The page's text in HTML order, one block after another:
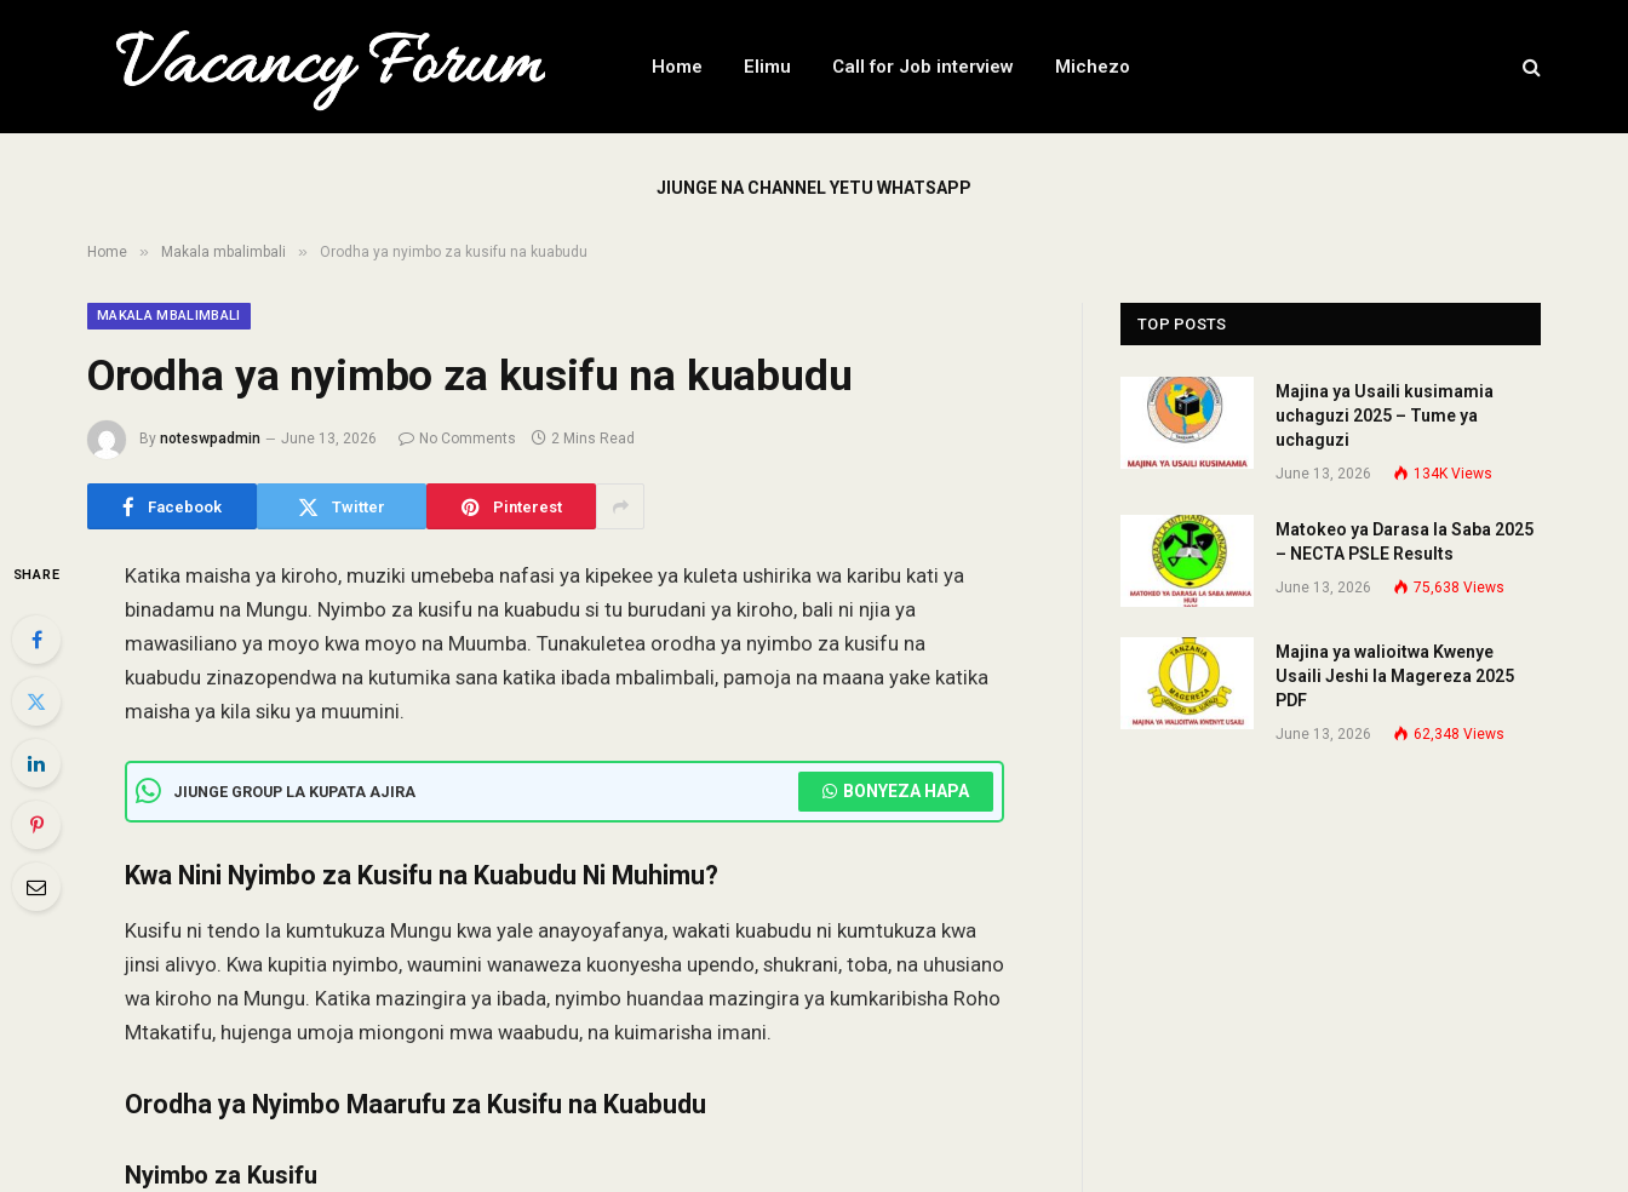
Home Elimu Call for Job interview Michezo
JIUNGE NA CHANNEL YETU WHATSAPP
Home » Makala mbalimbali » Orodha ya nyimbo za kusifu na kuabudu
MAKALA MBALIMBALI
Orodha ya nyimbo za kusifu na kuabudu
By noteswpadmin June 13, 2026 No Comments 2 Mins Read
Facebook Twitter Pinterest
SHARE
Katika maisha ya kiroho, muziki umebeba nafasi ya kipekee ya kuleta ushirika wa karibu kati ya
binadamu na Mungu. Nyimbo za kusifu na kuabudu si tu burudani ya kiroho, bali ni njia ya
mawasiliano ya moyo kwa moyo na Muumba. Tunakuletea orodha ya nyimbo za kusifu na
kuabudu zinazopendwa na kutumika sana katika ibada mbalimbali, pamoja na maana yake katika
maisha ya kila siku ya muumini.
JIUNGE GROUP LA KUPATA AJIRA BONYEZA HAPA
Kwa Nini Nyimbo za Kusifu na Kuabudu Ni Muhimu?
Kusifu ni tendo la kumtukuza Mungu kwa yale anayoyafanya, wakati kuabudu ni kumtukuza kwa
jinsi alivyo. Kwa kupitia nyimbo, waumini wanaweza kuonyesha upendo, shukrani, toba, na uhusiano
wa kiroho na Mungu. Katika mazingira ya ibada, nyimbo huandaa mazingira ya kumkaribisha Roho
Mtakatifu, hujenga umoja miongoni mwa waabudu, na kuimarisha imani.
Orodha ya Nyimbo Maarufu za Kusifu na Kuabudu
Nyimbo za Kusifu
TOP POSTS
Majina ya Usaili kusimamia
uchaguzi 2025 – Tume ya
uchaguzi
June 13, 2026 134K Views
Matokeo ya Darasa la Saba 2025
– NECTA PSLE Results
June 13, 2026 75,638 Views
Majina ya walioitwa Kwenye
Usaili Jeshi la Magereza 2025
PDF
June 13, 2026 62,348 Views